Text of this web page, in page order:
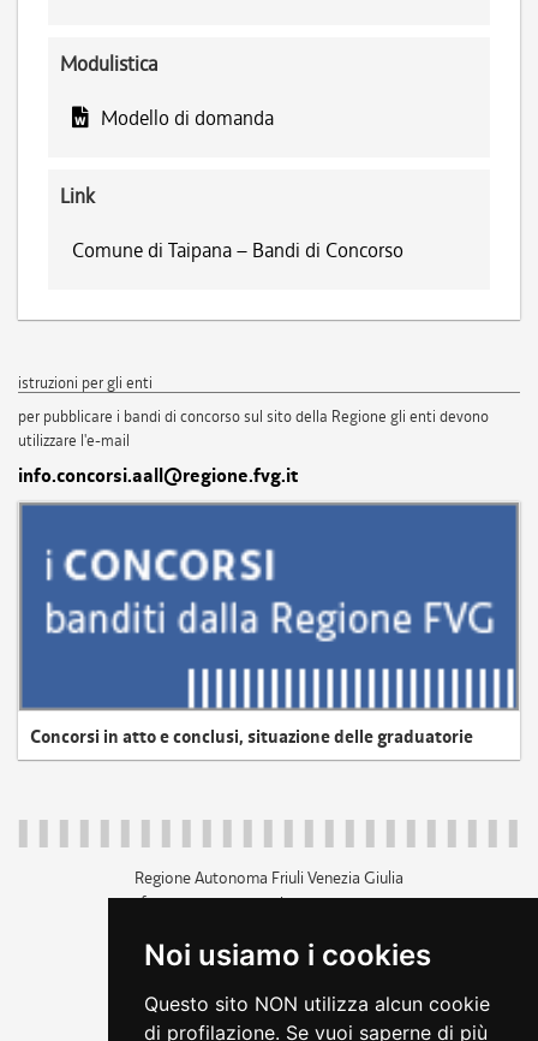
Noi usiamo i cookies
Questo sito NON utilizza alcun cookie
di profilazione. Se vuoi saperne di più
Modulistica
Modello di domanda
Link
Comune di Taipana – Bandi di Concorso
istruzioni per gli enti
per pubblicare i bandi di concorso sul sito della Regione gli enti devono
utilizzare l'e-mail
info.concorsi.aall@regione.fvg.it
Concorsi in atto e conclusi, situazione delle graduatorie
Regione Autonoma Friuli Venezia Giulia
c.f. 80014930327; p.iva 00526040324
+39 040 3771111
amministrazione trasparente